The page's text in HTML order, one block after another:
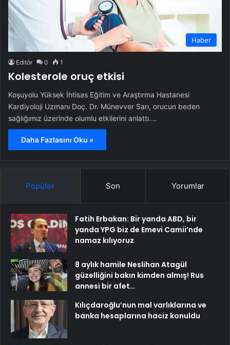
Haber
Editör 0 1
Kolesterole oruç etkisi
Koşuyolu Yüksek İhtisas Eğitim ve Araştırma Hastanesi
Kardiyoloji Uzmanı Doç. Dr. Münevver Sarı, orucun beden
sağlığımız üzerinde olumlu etkilerini anlattı.…
Daha Fazlasını Oku »
Popüler Son Yorumlar
Fatih Erbakan: Bir yanda ABD, bir
yanda YPG biz de Emevi Camii’nde
namaz kılıyoruz
8 aylık hamile Neslihan Atagül
güzelliğini bakın kimden almış! Rus
annesi bir afet…
Kılıçdaroğlu’nun mal varlıklarına ve
banka hesaplarına haciz konuldu